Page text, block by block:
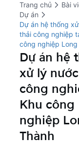
Trang chủ
Bài
Dự án
Dự án hệ thống
thải công nghiệp
công nghiệp Long
Dự án hệ
xử lý
công
Khu công
nghiệp
Thành